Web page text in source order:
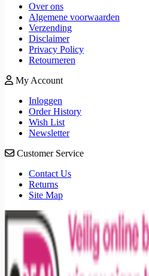
Over ons
Algemene voorwaarden
Verzending
Disclaimer
Privacy Policy
Retourneren
My Account
Inloggen
Order History
Wish List
Newsletter
Customer Service
Contact Us
Returns
Site Map